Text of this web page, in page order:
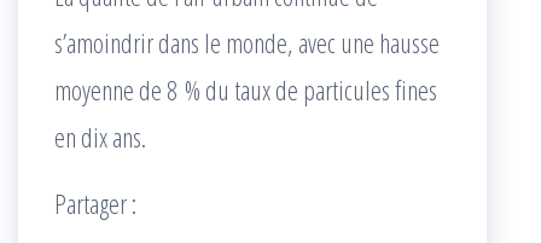
s’amoindrir dans le monde, avec une hausse
moyenne de 8 % du taux de particules fines
en dix ans.
Partager :